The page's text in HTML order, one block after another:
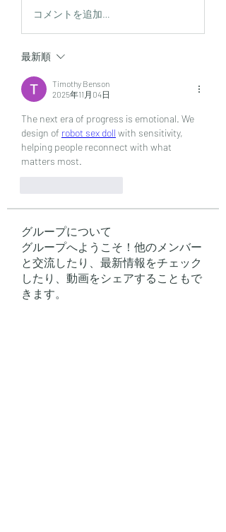
コメントを追加…
最新順
Timothy Benson
2025年11月04日
The next era of progress is emotional. We
design of robot sex doll with sensitivity,
helping people reconnect with what
matters most.
グループについて
グループへようこそ！他のメンバー
と交流したり、最新情報をチェック
したり、動画をシェアすることもで
きます。